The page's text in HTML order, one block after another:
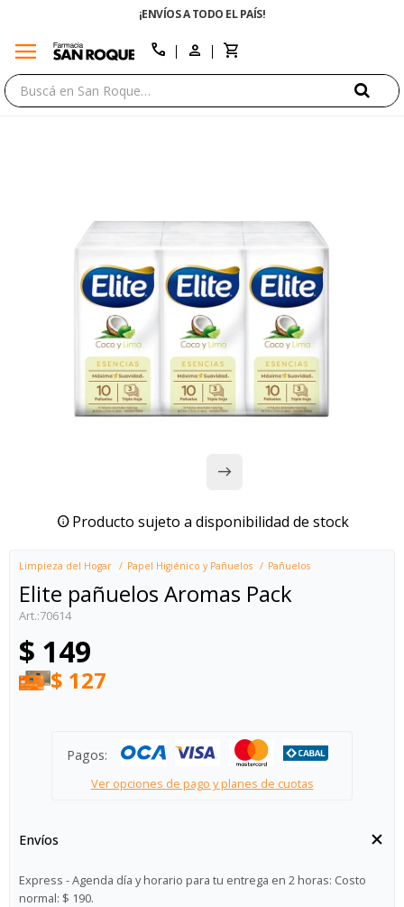
¡ENVÍOS A TODO EL PAÍS!
menu call
Producto sujeto a disponibilidad de stock
Limpieza del Hogar Papel Higiénico y Pañuelos Pañuelos
Elite pañuelos Aromas Pack
70614
$ 149
$ 127
Pagos:
Ver opciones de pago y planes de cuotas
Envíos
Express - Agenda día y horario para tu entrega en 2 horas: Costo
normal: $ 190.
close